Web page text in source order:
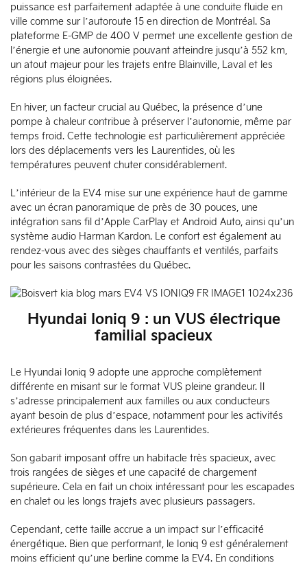
puissance est parfaitement adaptée à une conduite fluide en
ville comme sur l’autoroute 15 en direction de Montréal. Sa
plateforme E-GMP de 400 V permet une excellente gestion de
l’énergie et une autonomie pouvant atteindre jusqu’à 552 km,
un atout majeur pour les trajets entre Blainville, Laval et les
régions plus éloignées.
En hiver, un facteur crucial au Québec, la présence d’une
pompe à chaleur contribue à préserver l’autonomie, même par
temps froid. Cette technologie est particulièrement appréciée
lors des déplacements vers les Laurentides, où les
températures peuvent chuter considérablement.
L’intérieur de la EV4 mise sur une expérience haut de gamme
avec un écran panoramique de près de 30 pouces, une
intégration sans fil d’Apple CarPlay et Android Auto, ainsi qu’un
système audio Harman Kardon. Le confort est également au
rendez-vous avec des sièges chauffants et ventilés, parfaits
pour les saisons contrastées du Québec.
Hyundai Ioniq 9 : un VUS électrique
familial spacieux
Le Hyundai Ioniq 9 adopte une approche complètement
différente en misant sur le format VUS pleine grandeur. Il
s’adresse principalement aux familles ou aux conducteurs
ayant besoin de plus d’espace, notamment pour les activités
extérieures fréquentes dans les Laurentides.
Son gabarit imposant offre un habitacle très spacieux, avec
trois rangées de sièges et une capacité de chargement
supérieure. Cela en fait un choix intéressant pour les escapades
en chalet ou les longs trajets avec plusieurs passagers.
Cependant, cette taille accrue a un impact sur l’efficacité
énergétique. Bien que performant, le Ioniq 9 est généralement
moins efficient qu’une berline comme la EV4. En conditions